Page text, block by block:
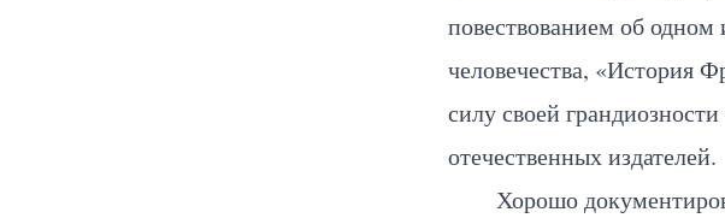
повествованием об
человечества, «История
силу своей
отечественных издателей.
Хорошо